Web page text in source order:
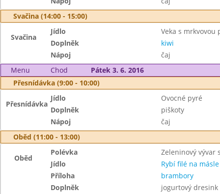
Svačina (14:00 - 15:00)
Svačina
Jídlo
Veka s mrkvovou
Doplněk
kiwi
Nápoj
čaj
Menu
Chod
Pátek 3. 6. 2016
Přesnídávka (9:00 - 10:00)
Přesnídávka
Jídlo
Ovocné pyré
Doplněk
piškoty
Nápoj
čaj
Oběd (11:00 - 13:00)
Oběd
Polévka
Zeleninový vývar
Jídlo
Rybí filé na másle
Příloha
brambory
Doplněk
jogurtový dresink